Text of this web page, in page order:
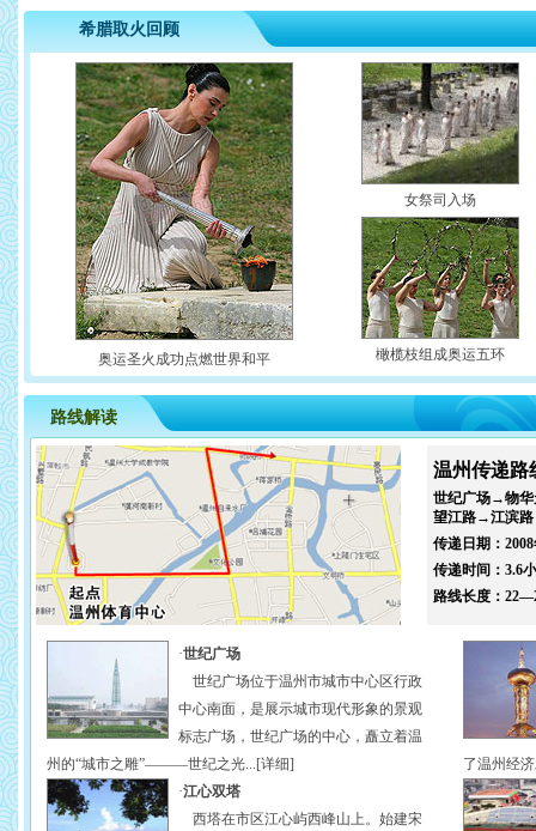
希腊取火回顾
奥运圣火成功点燃世界和平
女祭司入场
橄榄枝组成奥运五环
路线解读
温州传递路
世纪广场→物
望江路→江滨
传递日期：
传递时间：3.6
路线长度：
·世纪广场
世纪广场位于温州市城市中心区行政
中心南面，是展示城市现代形象的景观
标志广场，世纪广场的中心，矗立着温
州的“城市之雕”———世纪之光... [详细]
·江心双塔
西塔在市区江心屿西峰山上。始建宋
了温州经